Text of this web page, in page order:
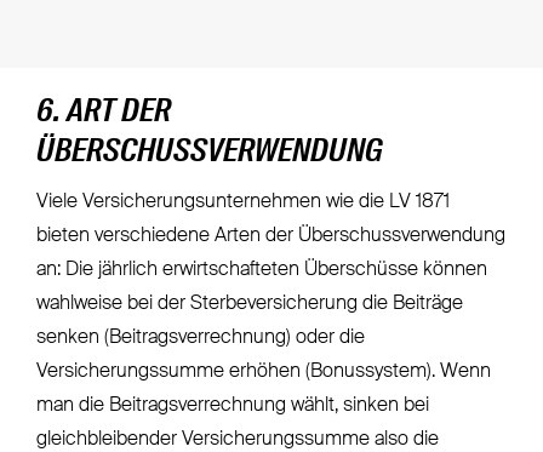
6. ART DER
ÜBERSCHUSSVERWENDUNG
Viele Versicherungsunternehmen wie die LV 1871
bieten verschiedene Arten der Überschussverwendung
an: Die jährlich erwirtschafteten Überschüsse können
wahlweise bei der Sterbeversicherung die Beiträge
senken (Beitragsverrechnung) oder die
Versicherungssumme erhöhen (Bonussystem). Wenn
man die Beitragsverrechnung wählt, sinken bei
gleichbleibender Versicherungssumme also die